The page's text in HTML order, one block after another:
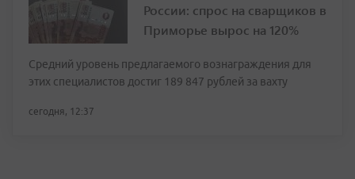
России: спрос на сварщиков в
Приморье вырос на 120%
Средний уровень предлагаемого вознаграждения для
этих специалистов достиг 189 847 рублей за вахту
сегодня, 12:37